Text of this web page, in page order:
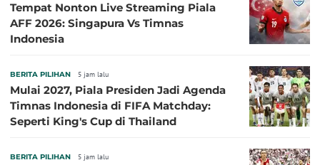
Tempat Nonton Live Streaming Piala
AFF 2026: Singapura Vs Timnas
Indonesia
BERITA PILIHAN 5 jam lalu
Mulai 2027, Piala Presiden Jadi Agenda
Timnas Indonesia di FIFA Matchday:
Seperti King's Cup di Thailand
BERITA PILIHAN 5 jam lalu